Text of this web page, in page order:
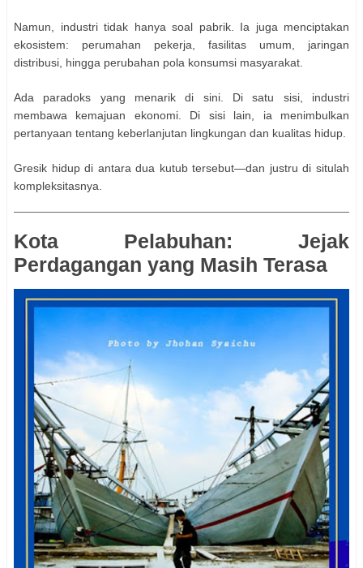
Namun, industri tidak hanya soal pabrik. Ia juga menciptakan
ekosistem: perumahan pekerja, fasilitas umum, jaringan
distribusi, hingga perubahan pola konsumsi masyarakat.
Ada paradoks yang menarik di sini. Di satu sisi, industri
membawa kemajuan ekonomi. Di sisi lain, ia menimbulkan
pertanyaan tentang keberlanjutan lingkungan dan kualitas hidup.
Gresik hidup di antara dua kutub tersebut—dan justru di situlah
kompleksitasnya.
Kota Pelabuhan: Jejak
Perdagangan yang Masih Terasa